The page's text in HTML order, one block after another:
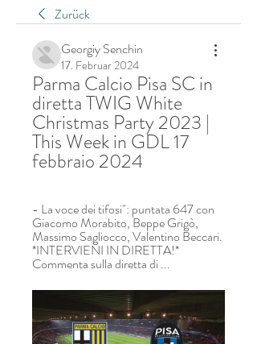
Zurück
Georgiy Senchin
17. Februar 2024
Parma Calcio Pisa SC in
diretta TWIG White
Christmas Party 2023 |
This Week in GDL 17
febbraio 2024
- La voce dei tifosi": puntata 647 con
Giacomo Morabito, Beppe Grigò,
Massimo Sagliocco, Valentino Beccari.
*INTERVIENI IN DIRETTA!*
Commenta sulla diretta di ...